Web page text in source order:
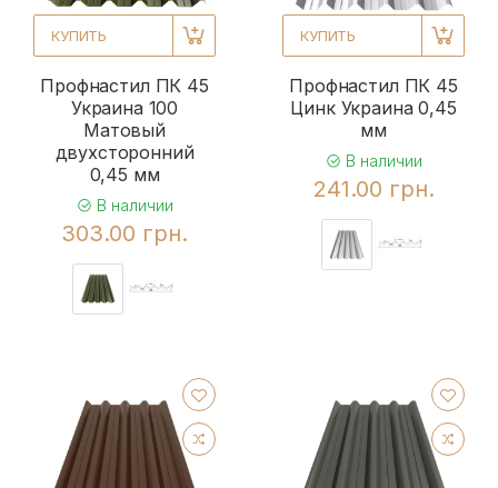
КУПИТЬ
Профнастил ПК 45
Украина 100
Матовый
двухсторонний
0,45 мм
В наличии
303.00 грн.
КУПИТЬ
Профнастил ПК 45
Цинк Украина 0,45
мм
В наличии
241.00 грн.